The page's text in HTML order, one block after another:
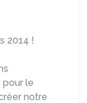
2014 !
pour le
notre